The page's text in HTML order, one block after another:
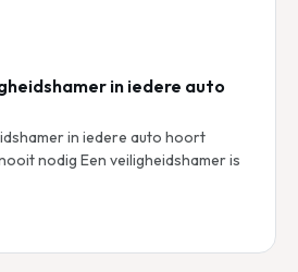
in iedere auto
in iedere auto hoort
nodig Een veiligheidshamer is